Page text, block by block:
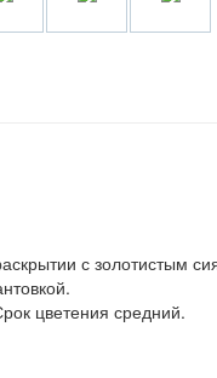
с золотистым
цветения средний.